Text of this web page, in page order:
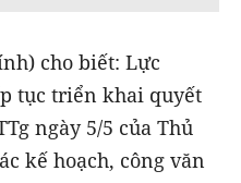
cho biết: Lực
tục triển khai quyết
ngày 5/5 của Thủ
kế hoạch, công văn